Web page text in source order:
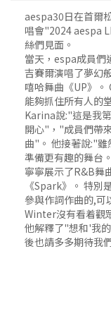
aespa30日在首爾
唱會"2024 aespa
絲們見面。
當天，espa成員們
吉賽爾演唱了夢幻
嘻哈舞曲《UP》
能夠抓住所有人的
Karina說:"這是我
開心"，"成員們帶
曲"。 他接著說:"
準備更有趣的舞台
寧寧展示了R&B舞
《Spark》。 特別
參與作詞作曲的,可
Winter沒有看着觀
他解釋了"想和'我
後也請多多期待我